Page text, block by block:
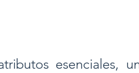
esenciales,